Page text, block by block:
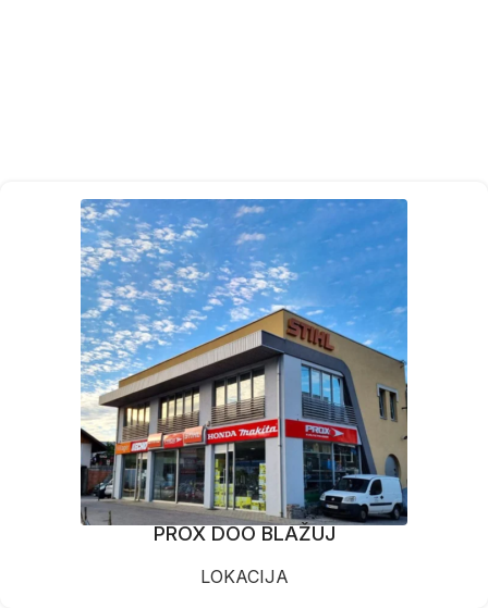
PROX DOO BLAŽUJ
LOKACIJA